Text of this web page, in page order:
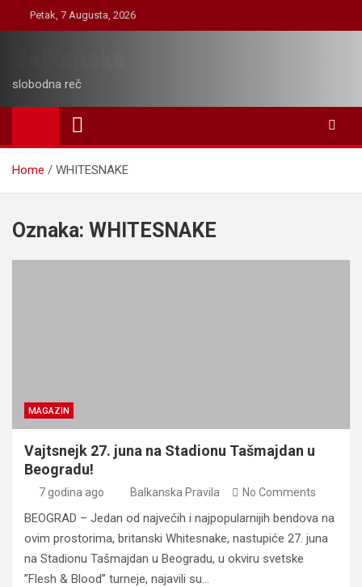
to
Petak, 7 Augusta, 2026
slobodna reč
Home WHITESNAKE
Oznaka: WHITESNAKE
MAGAZIN
Vajtsnejk 27. juna na Stadionu Tašmajdan u
Beogradu!
7 godina ago Balkanska Pravila No Comments
BEOGRAD – Jedan od najvećih i najpopularnijih bendova na
ovim prostorima, britanski Whitesnake, nastupiće 27. juna
na Stadionu Tašmajdan u Beogradu, u okviru svetske
”Flesh & Blood” turneje, najavili su…